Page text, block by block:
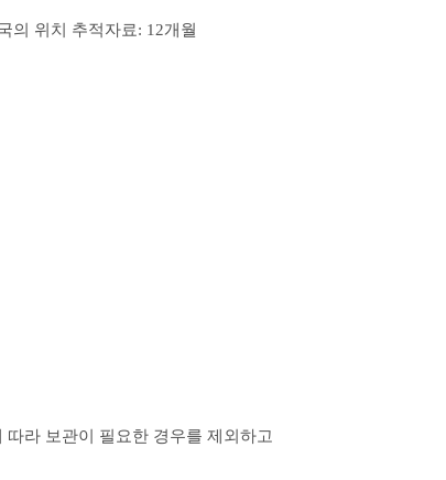
의 위치 추적자료: 12개월
라 보관이 필요한 경우를 제외하고